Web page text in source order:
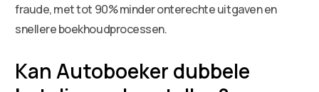
fraude, met tot 90% minder onterechte uitgaven en
snellere boekhoudprocessen.
Kan Autoboeker dubbele